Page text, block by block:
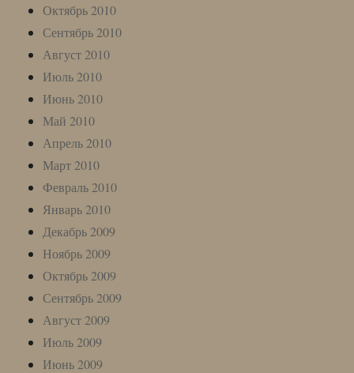
Октябрь 2010
Сентябрь 2010
Август 2010
Июль 2010
Июнь 2010
Май 2010
Апрель 2010
Март 2010
Февраль 2010
Январь 2010
Декабрь 2009
Ноябрь 2009
Октябрь 2009
Сентябрь 2009
Август 2009
Июль 2009
Июнь 2009